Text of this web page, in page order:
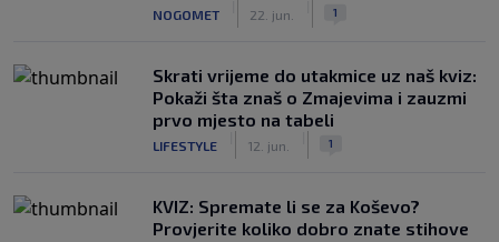
NOGOMET 22. jun. 1
Skrati vrijeme do utakmice uz naš kviz:
Pokaži šta znaš o Zmajevima i zauzmi
prvo mjesto na tabeli
LIFESTYLE 12. jun. 1
KVIZ: Spremate li se za Koševo?
Provjerite koliko dobro znate stihove